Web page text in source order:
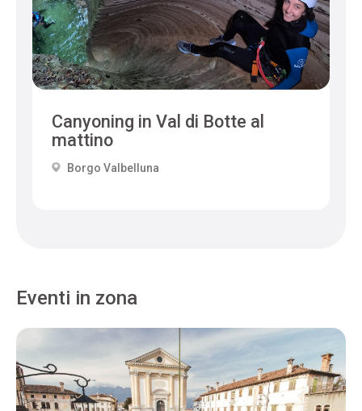
Canyoning in Val di Botte al
mattino
Borgo Valbelluna
Eventi in zona